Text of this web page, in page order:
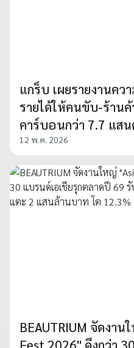
แกร็บ เผยรายงานค
รายได้ให้คนขับ-ร้าน
คาร์บอนกว่า 7.7 แส
12 พ.ค. 2026
BEAUTRIUM จัดงา
Fest 2026" ดึงกว่า